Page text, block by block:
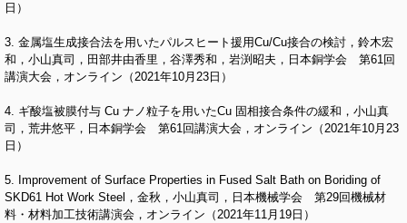
日）
3. 金属塩生成接合法を用いたパルスヒート援用Cu/Cu接合の検討，鈴木宏
和，小山真司，田部井由香里，谷澤秀和，岩渕昭夫，日本銅学会 第61回
講演大会，オンライン（2021年10月23日）
4. ギ酸塩被膜付与 Cu ナノ粒子を用いたCu 固相接合条件の緩和，小山真
司，荒井悠平，日本銅学会 第61回講演大会，オンライン（2021年10月23
日）
5. Improvement of Surface Properties in Fused Salt Bath on Boriding of
SKD61 Hot Work Steel，金秋，小山真司，日本機械学会 第29回機械材
料・材料加工技術講演会，オンライン（2021年11月19日）